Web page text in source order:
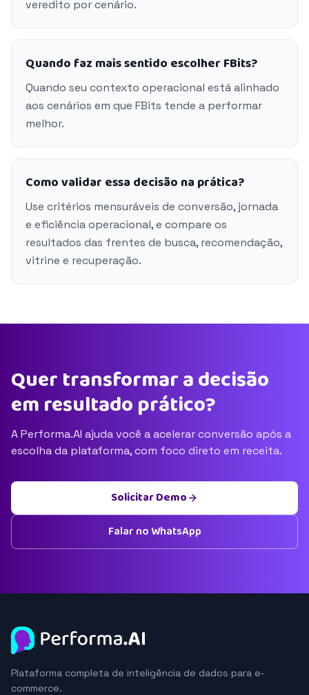
veredito por cenário.
Quando faz mais sentido escolher FBits?
Quando seu contexto operacional está alinhado
aos cenários em que FBits tende a performar
melhor.
Como validar essa decisão na prática?
Use critérios mensuráveis de conversão, jornada
e eficiência operacional, e compare os
resultados das frentes de busca, recomendação,
vitrine e recuperação.
Quer transformar a decisão
em resultado prático?
A Performa.AI ajuda você a acelerar conversão após a
escolha da plataforma, com foco direto em receita.
Solicitar Demo
Falar no WhatsApp
Plataforma completa de inteligência de dados para e-
commerce.